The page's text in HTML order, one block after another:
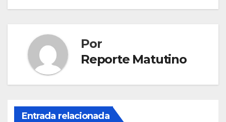
Por
Reporte Matutino
Entrada relacionada